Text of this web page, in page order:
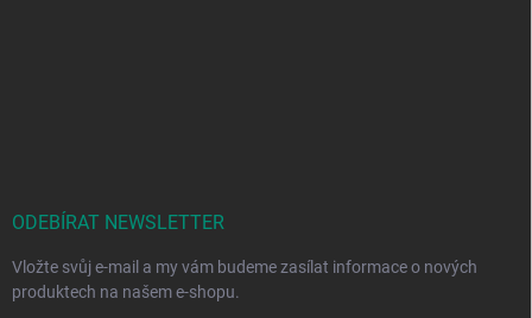
ODEBÍRAT NEWSLETTER
Vložte svůj e-mail a my vám budeme zasílat informace o nových
produktech na našem e-shopu.